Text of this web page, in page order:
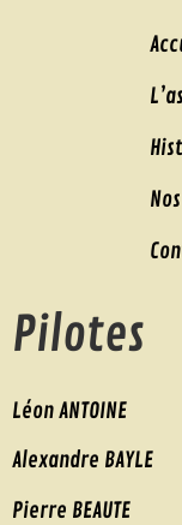
Pilotes
Léon ANTOINE
Alexandre BAYLE
Pierre BEAUTE